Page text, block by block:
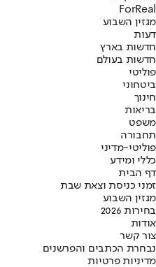
ForReal
מגזין השבוע
דעות
חדשות בארץ
חדשות בעולם
פוליטי
ביטחוני
חינוך
בריאות
משפט
תחבורה
פוליטי-מדיני
כללי ומידע
דף הבית
זמני כניסת וצאת שבת
מגזין השבוע
בחירות 2026
אודות
צור קשר
נבחרת הכתבים והפרשנים
מדיניות פרטיות